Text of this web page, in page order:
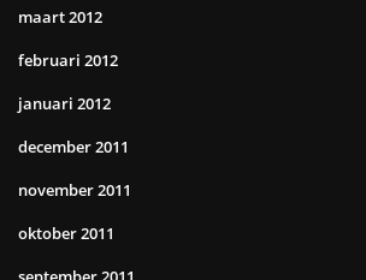
maart 2012
februari 2012
januari 2012
december 2011
november 2011
oktober 2011